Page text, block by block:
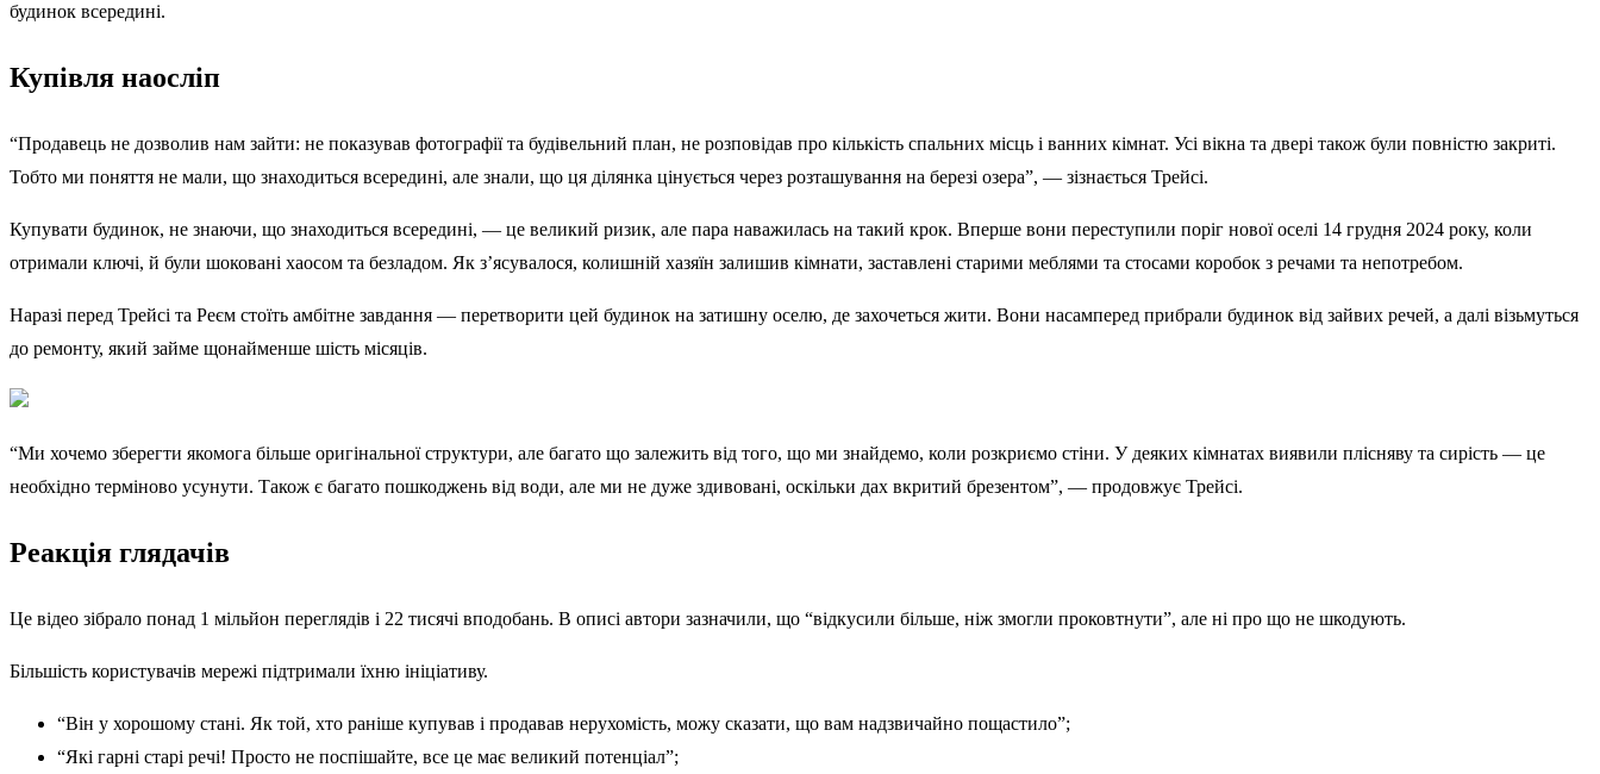
будинок всередині.
Купівля наосліп
“Продавець не дозволив нам зайти: не показував фотографії та будівельний план, не розповідав про кількість спальних місць і ванних кімнат. Усі вікна та двері також були повністю закриті.
Тобто ми поняття не мали, що знаходиться всередині, але знали, що ця ділянка цінується через розташування на березі озера”, — зізнається Трейсі.
Купувати будинок, не знаючи, що знаходиться всередині, — це великий ризик, але пара наважилась на такий крок. Вперше вони переступили поріг нової оселі 14 грудня 2024 року, коли
отримали ключі, й були шоковані хаосом та безладом. Як з’ясувалося, колишній хазяїн залишив кімнати, заставлені старими меблями та стосами коробок з речами та непотребом.
Наразі перед Трейсі та Реєм стоїть амбітне завдання — перетворити цей будинок на затишну оселю, де захочеться жити. Вони насамперед прибрали будинок від зайвих речей, а далі візьмуться
до ремонту, який займе щонайменше шість місяців.
“Ми хочемо зберегти якомога більше оригінальної структури, але багато що залежить від того, що ми знайдемо, коли розкриємо стіни. У деяких кімнатах виявили плісняву та сирість — це
необхідно терміново усунути. Також є багато пошкоджень від води, але ми не дуже здивовані, оскільки дах вкритий брезентом”, — продовжує Трейсі.
Реакція глядачів
Це відео зібрало понад 1 мільйон переглядів і 22 тисячі вподобань. В описі автори зазначили, що “відкусили більше, ніж змогли проковтнути”, але ні про що не шкодують.
Більшість користувачів мережі підтримали їхню ініціативу.
“Він у хорошому стані. Як той, хто раніше купував і продавав нерухомість, можу сказати, що вам надзвичайно пощастило”;
“Які гарні старі речі! Просто не поспішайте, все це має великий потенціал”;